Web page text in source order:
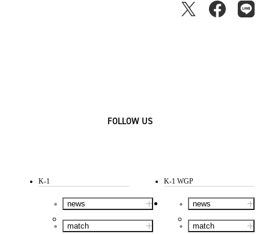
FOLLOW US
K-1
news
match
K-1 WGP
news
match